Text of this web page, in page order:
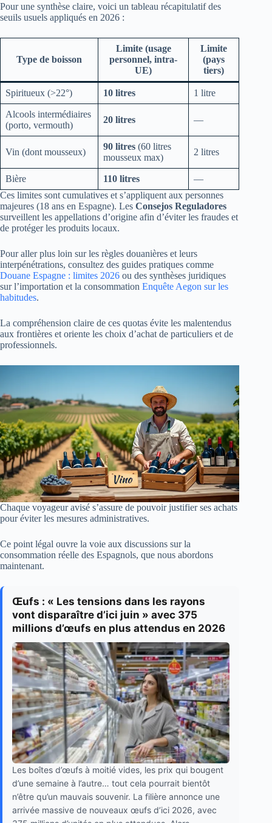
Pour une synthèse claire, voici un tableau récapitulatif des
seuils usuels appliqués en 2026 :
Type de boisson
Limite (usage
personnel, intra-
UE)
Limite
(pays
tiers)
Spiritueux (>22°) 10 litres 1 litre
Alcools intermédiaires
(porto, vermouth)
20 litres —
Vin (dont mousseux)
90 litres (60 litres
mousseux max)
2 litres
Bière 110 litres
—
Ces limites sont cumulatives et s’appliquent aux personnes
majeures (18 ans en Espagne). Les Consejos Reguladores
surveillent les appellations d’origine afin d’éviter les fraudes et
de protéger les produits locaux.
Pour aller plus loin sur les règles douanières et leurs
interpénétrations, consultez des guides pratiques comme
Douane Espagne : limites 2026 ou des synthèses juridiques
sur l’importation et la consommation Enquête Aegon sur les
habitudes.
La compréhension claire de ces quotas évite les malentendus
aux frontières et oriente les choix d’achat de particuliers et de
professionnels.
Chaque voyageur avisé s’assure de pouvoir justifier ses achats
pour éviter les mesures administratives.
Ce point légal ouvre la voie aux discussions sur la
consommation réelle des Espagnols, que nous abordons
maintenant.
Œufs : « Les tensions dans les rayons
vont disparaître d’ici juin » avec 375
millions d’œufs en plus attendus en 2026
Les boîtes d’œufs à moitié vides, les prix qui bougent
d’une semaine à l’autre… tout cela pourrait bientôt
n’être qu’un mauvais souvenir. La filière annonce une
arrivée massive de nouveaux œufs d’ici 2026, avec